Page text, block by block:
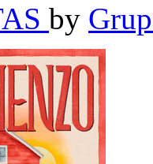
by